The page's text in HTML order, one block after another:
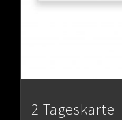
2 Tageskarte